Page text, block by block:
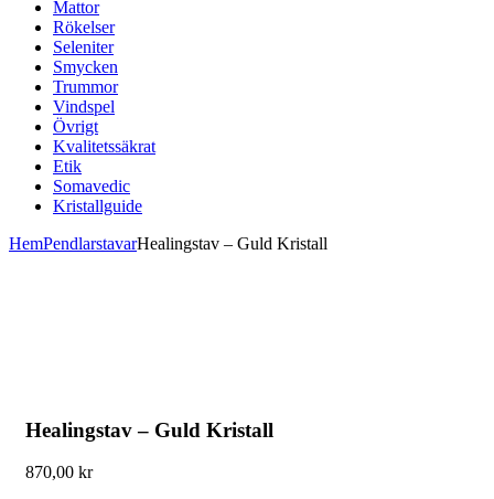
Mattor
Rökelser
Seleniter
Smycken
Trummor
Vindspel
Övrigt
Kvalitetssäkrat
Etik
Somavedic
Kristallguide
HemPendlarstavarHealingstav – Guld Kristall
Healingstav – Guld Kristall
870,00 kr